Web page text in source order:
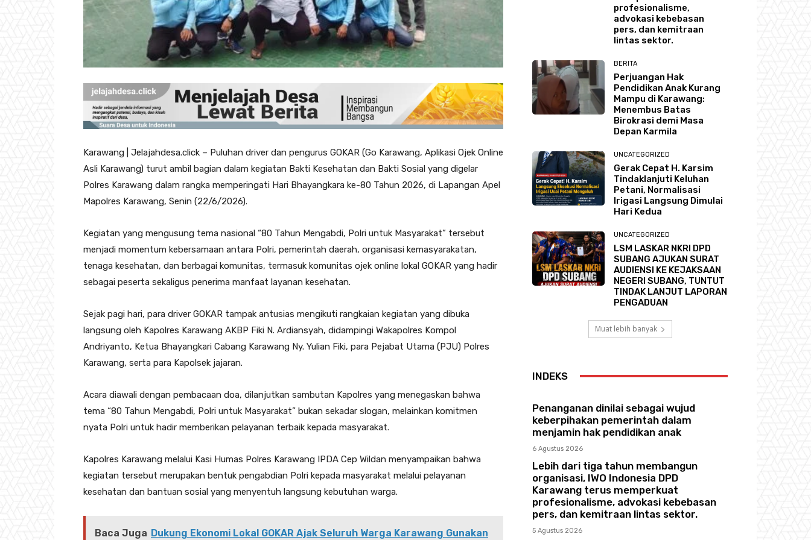
Karawang | Jelajahdesa.click – Puluhan driver dan pengurus GOKAR (Go Karawang, Aplikasi Ojek Online
Asli Karawang) turut ambil bagian dalam kegiatan Bakti Kesehatan dan Bakti Sosial yang digelar
Polres Karawang dalam rangka memperingati Hari Bhayangkara ke-80 Tahun 2026, di Lapangan Apel
Mapolres Karawang, Senin (22/6/2026).
Kegiatan yang mengusung tema nasional “80 Tahun Mengabdi, Polri untuk Masyarakat” tersebut
menjadi momentum kebersamaan antara Polri, pemerintah daerah, organisasi kemasyarakatan,
tenaga kesehatan, dan berbagai komunitas, termasuk komunitas ojek online lokal GOKAR yang hadir
sebagai peserta sekaligus penerima manfaat layanan kesehatan.
Sejak pagi hari, para driver GOKAR tampak antusias mengikuti rangkaian kegiatan yang dibuka
langsung oleh Kapolres Karawang AKBP Fiki N. Ardiansyah, didampingi Wakapolres Kompol
Andriyanto, Ketua Bhayangkari Cabang Karawang Ny. Yulian Fiki, para Pejabat Utama (PJU) Polres
Karawang, serta para Kapolsek jajaran.
Acara diawali dengan pembacaan doa, dilanjutkan sambutan Kapolres yang menegaskan bahwa
tema “80 Tahun Mengabdi, Polri untuk Masyarakat” bukan sekadar slogan, melainkan komitmen
nyata Polri untuk hadir memberikan pelayanan terbaik kepada masyarakat.
Kapolres Karawang melalui Kasi Humas Polres Karawang IPDA Cep Wildan menyampaikan bahwa
kegiatan tersebut merupakan bentuk pengabdian Polri kepada masyarakat melalui pelayanan
kesehatan dan bantuan sosial yang menyentuh langsung kebutuhan warga.
Baca Juga Dukung Ekonomi Lokal GOKAR Ajak Seluruh Warga Karawang Gunakan
profesionalisme,
advokasi kebebasan
pers, dan kemitraan
lintas sektor.
BERITA
Perjuangan Hak
Pendidikan Anak Kurang
Mampu di Karawang:
Menembus Batas
Birokrasi demi Masa
Depan Karmila
UNCATEGORIZED
Gerak Cepat H. Karsim
Tindaklanjuti Keluhan
Petani, Normalisasi
Irigasi Langsung Dimulai
Hari Kedua
UNCATEGORIZED
LSM LASKAR NKRI DPD
SUBANG AJUKAN SURAT
AUDIENSI KE KEJAKSAAN
NEGERI SUBANG, TUNTUT
TINDAK LANJUT LAPORAN
PENGADUAN
Muat lebih banyak
INDEKS
Penanganan dinilai sebagai wujud
keberpihakan pemerintah dalam
menjamin hak pendidikan anak
6 Agustus 2026
Lebih dari tiga tahun membangun
organisasi, IWO Indonesia DPD
Karawang terus memperkuat
profesionalisme, advokasi kebebasan
pers, dan kemitraan lintas sektor.
5 Agustus 2026